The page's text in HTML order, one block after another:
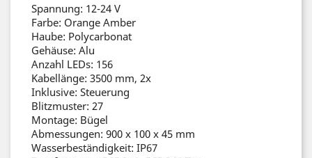
Spannung: 12-24 V
Farbe: Orange Amber
Haube: Polycarbonat
Gehäuse: Alu
Anzahl LEDs: 156
Kabellänge: 3500 mm, 2x
Inklusive: Steuerung
Blitzmuster: 27
Montage: Bügel
Abmessungen: 900 x 100 x 45 mm
Wasserbeständigkeit: IP67